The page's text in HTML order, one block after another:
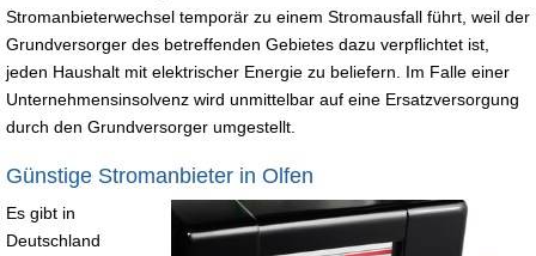
Stromanbieterwechsel temporär zu einem Stromausfall führt, weil der
Grundversorger des betreffenden Gebietes dazu verpflichtet ist,
jeden Haushalt mit elektrischer Energie zu beliefern. Im Falle einer
Unternehmensinsolvenz wird unmittelbar auf eine Ersatzversorgung
durch den Grundversorger umgestellt.
Günstige Stromanbieter in Olfen
Es gibt in
Deutschland